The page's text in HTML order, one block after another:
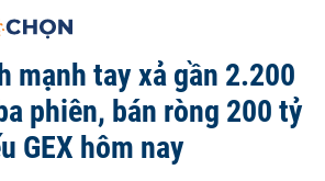
mạnh tay xả gần 2.200
phiên, bán ròng 200 tỷ
GEX hôm nay